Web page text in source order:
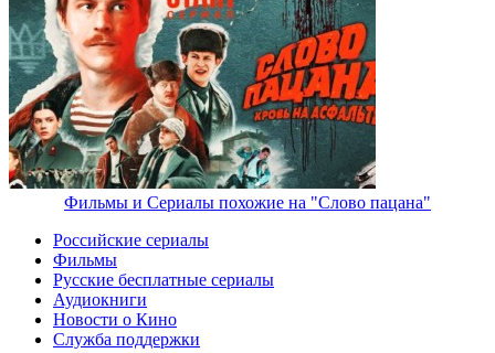
Фильмы и Сериалы похожие на "Слово пацана"
Российские сериалы
Фильмы
Русские бесплатные сериалы
Аудиокниги
Новости о Кино
Служба поддержки